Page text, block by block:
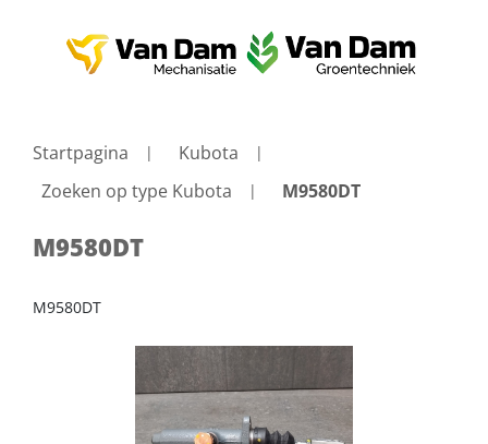
Startpagina
Kubota
Zoeken op type Kubota
M9580DT
M9580DT
M9580DT